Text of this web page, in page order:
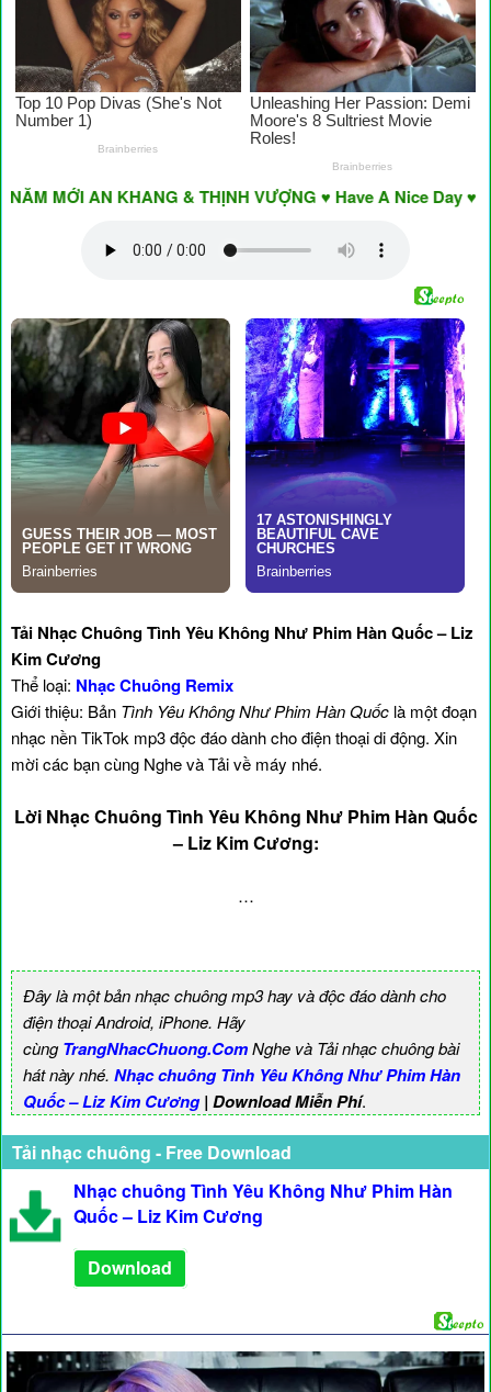
AN KHANG & THỊNH VƯỢNG ♥ Have A Nice Day ♥
Tải Nhạc Chuông Tình Yêu Không Như Phim Hàn Quốc – Liz
Kim Cương
Thể loại: Nhạc Chuông Remix
Giới thiệu: Bản Tình Yêu Không Như Phim Hàn Quốc là một đoạn
nhạc nền TikTok mp3 độc đáo dành cho điện thoại di động. Xin
mời các bạn cùng Nghe và Tải về máy nhé.
Lời Nhạc Chuông Tình Yêu Không Như Phim Hàn Quốc
– Liz Kim Cương:
…
Đây là một bản nhạc chuông mp3 hay và độc đáo dành cho
điện thoại Android, iPhone. Hãy
cùngTrangNhacChuong.ComNghe và Tải nhạc chuông bài
hát này nhé. Nhạc chuông Tình Yêu Không Như Phim Hàn
Quốc – Liz Kim Cương| Download Miễn Phí.
Tải nhạc chuông - Free Download
Nhạc chuông Tình Yêu Không Như Phim Hàn
Quốc – Liz Kim Cương
Download